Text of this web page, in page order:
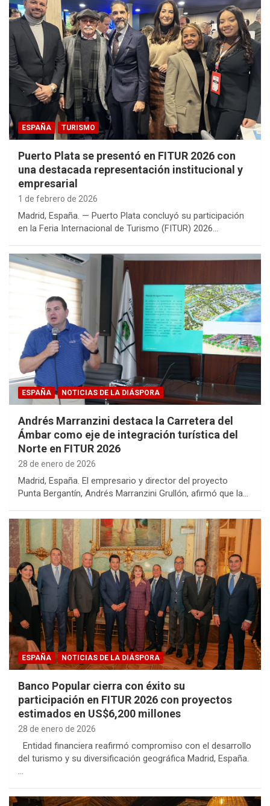
ESPAÑA TURISMO
Puerto Plata se presentó en FITUR 2026 con
una destacada representación institucional y
empresarial
1 de febrero de 2026
Madrid, España. — Puerto Plata concluyó su participación
en la Feria Internacional de Turismo (FITUR) 2026…
ESPAÑA NOTICIAS DE LA DIÁSPORA
Andrés Marranzini destaca la Carretera del
Ámbar como eje de integración turística del
Norte en FITUR 2026
28 de enero de 2026
Madrid, España. El empresario y director del proyecto
Punta Bergantín, Andrés Marranzini Grullón, afirmó que la…
ESPAÑA NOTICIAS DE LA DIÁSPORA
Banco Popular cierra con éxito su
participación en FITUR 2026 con proyectos
estimados en US$6,200 millones
28 de enero de 2026
Entidad financiera reafirmó compromiso con el desarrollo
del turismo y su diversificación geográfica Madrid, España.
…